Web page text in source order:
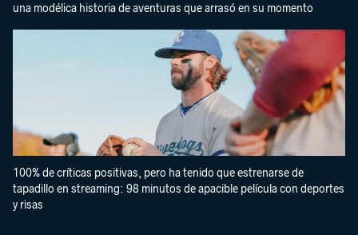
una modélica historia de aventuras que arrasó en su momento
100% de críticas positivas, pero ha tenido que estrenarse de
tapadillo en streaming: 98 minutos de apacible película con deportes
y risas